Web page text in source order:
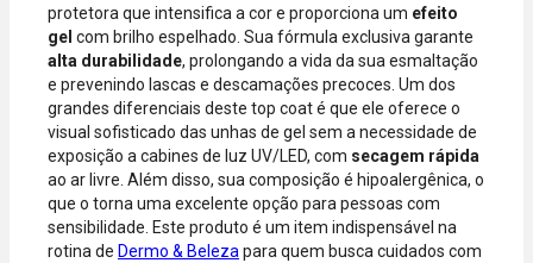
do limite
disponível do
seu cartão.
Bandeiras
aceitas: Visa,
Mastercard,
Hipercard,
American
Express, Elo e
Diners.
protetora que intensifica a cor e proporciona um efeito
gel com brilho espelhado. Sua fórmula exclusiva garante
alta durabilidade, prolongando a vida da sua esmaltação
e prevenindo lascas e descamações precoces. Um dos
grandes diferenciais deste top coat é que ele oferece o
visual sofisticado das unhas de gel sem a necessidade de
exposição a cabines de luz UV/LED, com secagem rápida
ao ar livre. Além disso, sua composição é hipoalergênica, o
que o torna uma excelente opção para pessoas com
sensibilidade. Este produto é um item indispensável na
rotina de Dermo & Beleza para quem busca cuidados com